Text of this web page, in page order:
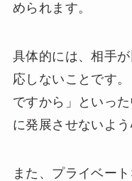
められます。
具体的には、相手
応しないことです
ですから」といっ
に発展させないよう
また、プライベー